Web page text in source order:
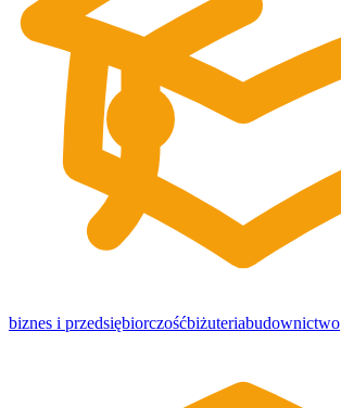
biznes i przedsiębiorczośćbiżuteriabudownictwo